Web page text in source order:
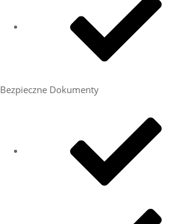
Bezpieczne Dokumenty